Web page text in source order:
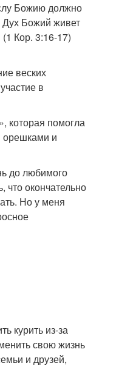
Божию должно
Дух Божий живет
Кор. 3:16-17)
веских
в
которая помогла
орешками и
до любимого
окончательно
Но у меня
курить из-за
свою жизнь
и друзей,